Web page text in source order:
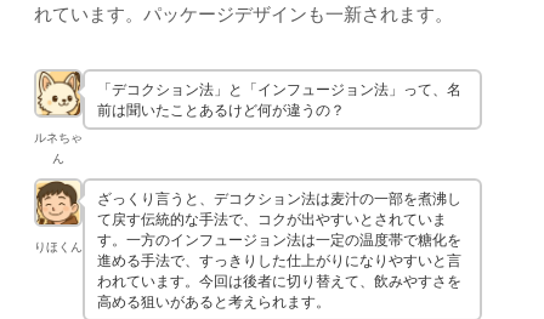
れています。パッケージデザインも一新されます。
ルネちゃ
ん
「デコクション法」と「インフュージョン法」って、名
前は聞いたことあるけど何が違うの？
りほくん
ざっくり言うと、デコクション法は麦汁の一部を煮沸し
て戻す伝統的な手法で、コクが出やすいとされていま
す。一方のインフュージョン法は一定の温度帯で糖化を
進める手法で、すっきりした仕上がりになりやすいと言
われています。今回は後者に切り替えて、飲みやすさを
高める狙いがあると考えられます。